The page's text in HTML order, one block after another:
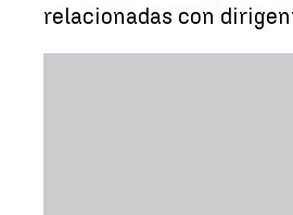
relacionadas con